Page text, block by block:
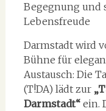
Begegnung und
Lebensfreude
Darmstadt wird
Bühne für
Austausch: Die
(T!DA) lädt zur
Darmstadt“ein.